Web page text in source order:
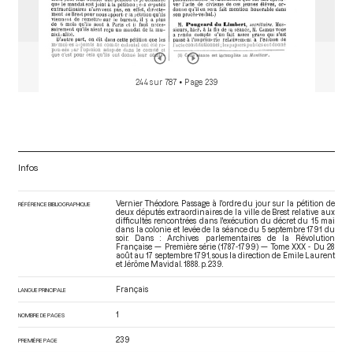
244 sur 787 • Page 239
Infos
RÉFÉRENCE BIBLIOGRAPHIQUE
Vernier Théodore. Passage à l'ordre du jour sur la pétition de
deux députés extraordinaires de la ville de Brest relative aux
difficultés rencontrées dans l'exécution du décret du 15 mai
dans la colonie et levée de la séance du 5 septembre 1791 du
soir. Dans : Archives parlementaires de la Révolution
Française — Première série (1787-1799) — Tome XXX - Du 28
août au 17 septembre 1791 , sous la direction de Emile Laurent
et Jérôme Mavidal. 1888. p. 239.
LANGUE PRINCIPALE Français
NOMBRE DE PAGES 1
PREMIÈRE PAGE 239